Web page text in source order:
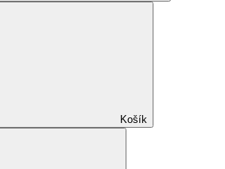
Košík